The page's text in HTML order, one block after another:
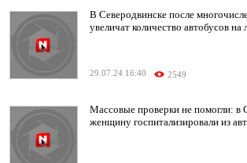
В Северодвинске после
увеличат количество автобусов на
29.07.24 16:40 2549
Массовые проверки не помогли: в
женщину госпитализировали из